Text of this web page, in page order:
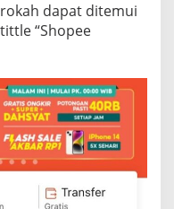
dapat ditemui
“Shopee